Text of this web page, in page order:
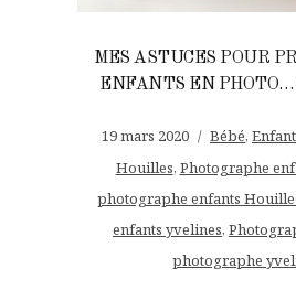
MES ASTUCES POUR
ENFANTS EN
19 mars 2020 Bébé,
Houilles, Photographe
photographe enfants
enfants yvelines,
photographe